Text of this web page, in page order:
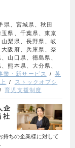
県、宮城県、秋田
県、千葉県、東京
梨県、長野県、岐
阪府、兵庫県、奈
山口県、徳島県、
熊本県、大分県、
業・新サービス
英
ストックオプシ
育児支援制度
企
社
持ちの企業様に対して